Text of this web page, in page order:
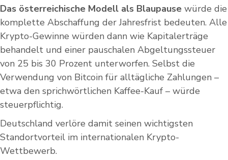
Das österreichische Modell als Blaupause würde die
komplette Abschaffung der Jahresfrist bedeuten. Alle
Krypto-Gewinne würden dann wie Kapitalerträge
behandelt und einer pauschalen Abgeltungssteuer
von 25 bis 30 Prozent unterworfen. Selbst die
Verwendung von Bitcoin für alltägliche Zahlungen –
etwa den sprichwörtlichen Kaffee-Kauf – würde
steuerpflichtig.
Deutschland verlöre damit seinen wichtigsten
Standortvorteil im internationalen Krypto-
Wettbewerb.